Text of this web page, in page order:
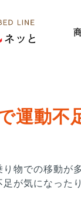
運動不
物での移動が
足が気になった